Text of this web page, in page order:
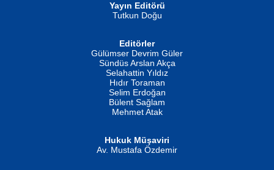
İSMAİL OKUTAN
Erkeklerin Kahrolması Ne Demektir
Evvel Zaman Tanrıçası...
Yayın Editörü
Tutkun Doğu
Editörler
Gülümser Devrim Güler
Sündüs Arslan Akça
Selahattin Yıldız
Hıdır Toraman
Selim Erdoğan
Bülent Sağlam
Mehmet Atak
Hukuk Müşaviri
Av. Mustafa Özdemir